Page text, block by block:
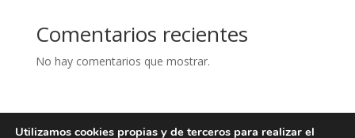
Comentarios recientes
No hay comentarios que mostrar.
Utilizamos cookies propias y de terceros para realizar el